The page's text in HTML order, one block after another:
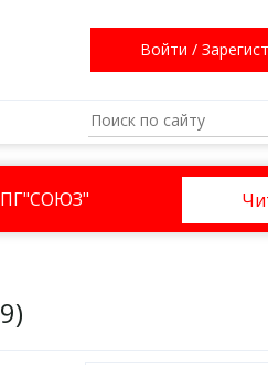
Войти /
ПГ"СОЮЗ"